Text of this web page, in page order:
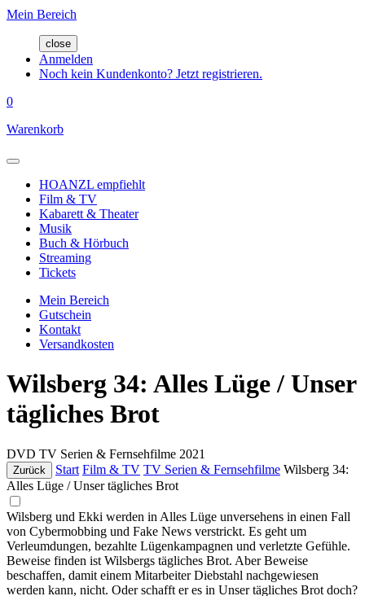
Mein Bereich
close
Anmelden
Noch kein Kundenkonto? Jetzt registrieren.
0
Warenkorb
HOANZL empfiehlt
Film & TV
Kabarett & Theater
Musik
Buch & Hörbuch
Streaming
Tickets
Mein Bereich
Gutschein
Kontakt
Versandkosten
Wilsberg 34: Alles Lüge / Unser
tägliches Brot
DVD TV Serien & Fernsehfilme 2021
Zurück Start Film & TV TV Serien & Fernsehfilme Wilsberg 34:
Alles Lüge / Unser tägliches Brot
Wilsberg und Ekki werden in Alles Lüge unversehens in einen Fall
von Cybermobbing und Fake News verstrickt. Es geht um
Verleumdungen, bezahlte Lügenkampagnen und verletzte Gefühle.
Beweise finden ist Wilsbergs tägliches Brot. Aber Beweise
beschaffen, damit einem Mitarbeiter Diebstahl nachgewiesen
werden kann, nicht. Oder schafft er es in Unser tägliches Brot doch?